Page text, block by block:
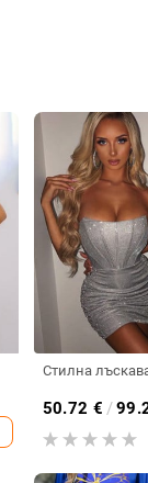
Стилна
50.72 € /